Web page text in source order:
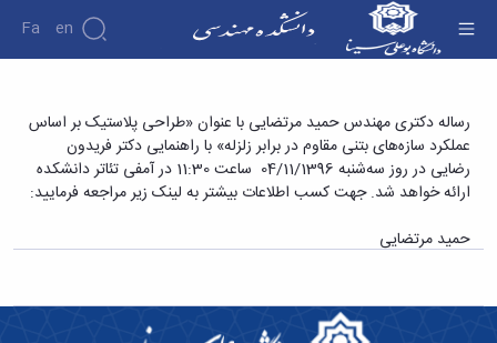
Fa En
دانشکده
درباره
دانشکده
تاریخچه
ریاست
دانشکده
آلبوم
پژوهش
نشریات
رساله دکتری مهندس حمید مرتضایی با عنوان
«طراحی پلاستیک بر اساس عملکرد سازه‌های بتنی
مقاوم در برابر زلزله» - دانشکده فنی و مهندسی
رساله دکتری مهندس حمید مرتضایی با عنوان «طراحی پلاستیک بر اساس
عملکرد سازه‌های بتنی مقاوم در برابر زلزله» با راهنمایی دکتر فریدون
رضایی در روز سه‌شنبه 04/11/1396 ساعت 11:30 در آمفی تئاتر دانشکده
ارائه خواهد شد. جهت کسب اطلاعات بیشتر به لینک زیر مراجعه فرمایید:
حمید مرتضایی